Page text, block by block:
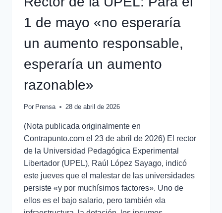
1 de mayo «no esperaría
un aumento responsable,
esperaría un aumento
razonable»
Por Prensa 28 de abril de 2026
(Nota publicada originalmente en
Contrapunto.com el 23 de abril de 2026) El rector
de la Universidad Pedagógica Experimental
Libertador (UPEL), Raúl López Sayago, indicó
este jueves que el malestar de las universidades
persiste «y por muchísimos factores». Uno de
ellos es el bajo salario, pero también «la